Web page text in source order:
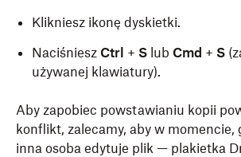
Klikniesz ikonę dyskietki.
Naciśniesz Ctrl + S lub Cmd + S
używanej klawiatury).
Aby zapobiec powstawianiu kopii
konflikt, zalecamy, aby w momencie,
inna osoba edytuje plik — plakietka